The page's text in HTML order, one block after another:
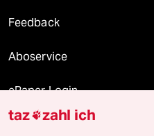
Feedback
Aboservice
ePaper Login
Downloads für Abonnierende
taz zahl ich